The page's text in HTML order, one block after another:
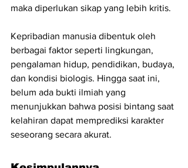
maka diperlukan sikap yang lebih kritis.
Kepribadian manusia dibentuk oleh
berbagai faktor seperti lingkungan,
pengalaman hidup, pendidikan, budaya,
dan kondisi biologis. Hingga saat ini,
belum ada bukti ilmiah yang
menunjukkan bahwa posisi bintang saat
kelahiran dapat memprediksi karakter
seseorang secara akurat.